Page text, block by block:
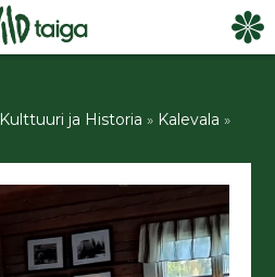
Kulttuuri ja Historia » Kalevala »